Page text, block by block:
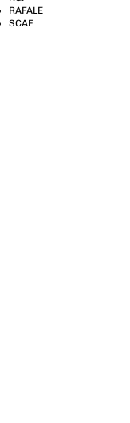
RAFALE
SCAF